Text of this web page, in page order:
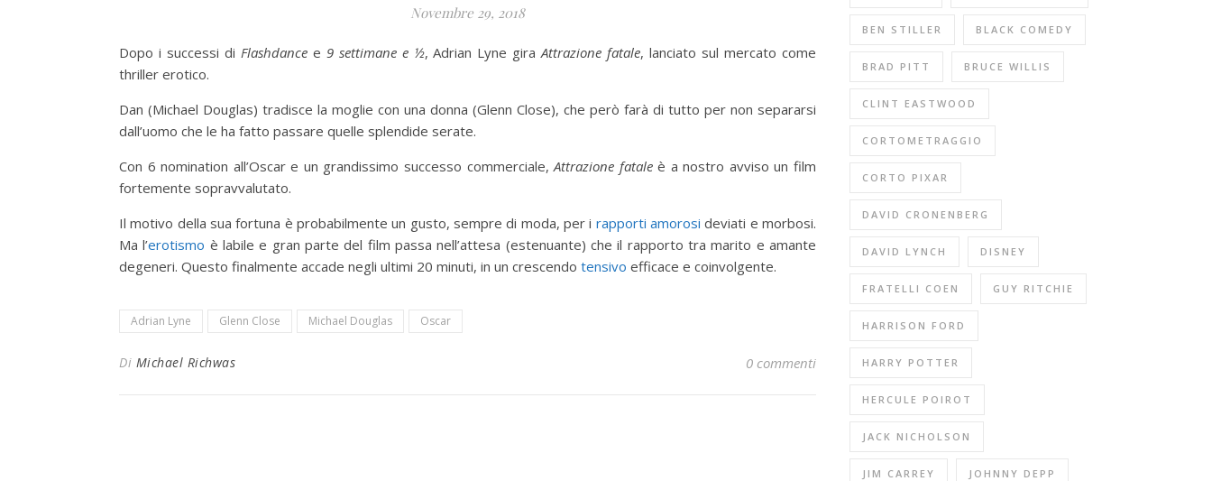
Novembre 29, 2018
Dopo i successi di Flashdancee 9 settimane e ½, Adrian Lyne giraAttrazione fatale, lanciato sul mercato come
thriller erotico.
Dan (Michael Douglas) tradisce la moglie con una donna (Glenn Close), che però farà di tutto per non separarsi
dall’uomo che le ha fatto passare quelle splendide serate.
Con 6 nomination all’Oscar e un grandissimo successo commerciale,Attrazione fataleè a nostro avviso un film
fortemente sopravvalutato.
Il motivo della sua fortuna è probabilmente un gusto, sempre di moda, per i rapporti amorosi deviati e morbosi.
Ma l’erotismo è labile e gran parte del film passa nell’attesa (estenuante) che il rapporto tra marito e amante
degeneri. Questo finalmente accade negli ultimi 20 minuti, in un crescendo tensivo efficace e coinvolgente.
Adrian Lyne Glenn Close Michael Douglas Oscar
Di Michael Richwas 0 commenti
BEN STILLER BLACK COMEDY
BRAD PITT BRUCE WILLIS
CLINT EASTWOOD
CORTOMETRAGGIO
CORTO PIXAR
DAVID CRONENBERG
DAVID LYNCH DISNEY
FRATELLI COEN GUY RITCHIE
HARRISON FORD
HARRY POTTER
HERCULE POIROT
JACK NICHOLSON
JIM CARREY JOHNNY DEPP